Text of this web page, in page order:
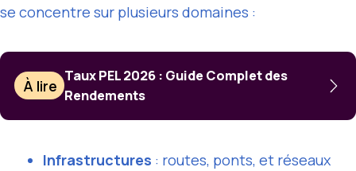
se concentre sur plusieurs domaines :
À lire
Taux PEL 2026 : Guide Complet des
Rendements
Infrastructures : routes, ponts, et réseaux